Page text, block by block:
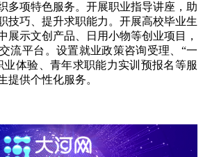
项特色服务。开展职业指导讲座，助
技巧、提升求职能力。开展高校毕业生
展示文创产品、日用小物等创业项目，
流平台。设置就业政策咨询受理、“一
业体验、青年求职能力实训预报名等服
提供个性化服务。